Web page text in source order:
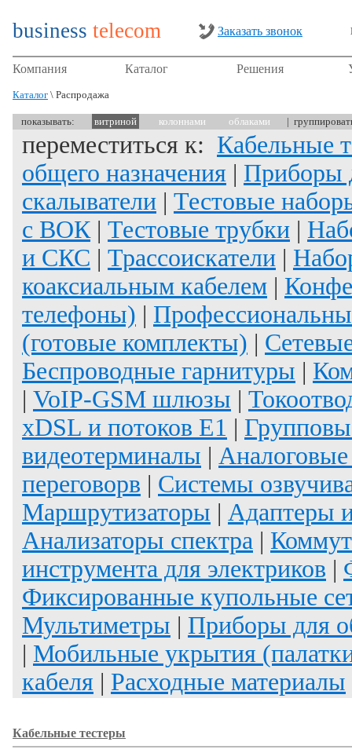
business telecom Заказать звонок
Компания Каталог Решения
Каталог \ Распродажа
показывать: витриной колоннами облаками |
переместиться к: Кабельные
общего назначения | Приборы
скалыватели | Тестовые
с ВОК| Тестовые трубки |
и СКС | Трассоискатели |
коаксиальным кабелем |
телефоны) |
(готовые комплекты) |
Беспроводные гарнитуры |
| VoIP-GSM шлюзы |
xDSL и потоков E1 |
видеотерминалы |
переговорв | Системы
Маршрутизаторы | Адаптеры
Анализаторы спектра |
инструмента для электриков |
Фиксированные купольные
Мультиметры | Приборы для
| Мобильные укрытия
кабеля | Расходные материалы
Кабельные тестеры